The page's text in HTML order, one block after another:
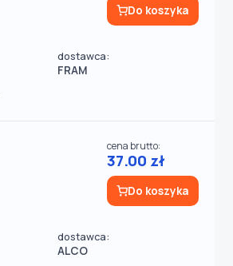
dostawca:
FRAM
Do koszyka
dostawca:
ALCO
cena brutto:
37.00 zł
Do koszyka